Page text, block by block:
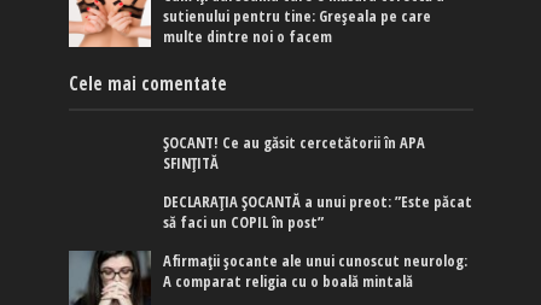
sutienului pentru tine: Greșeala pe care
multe dintre noi o facem
Cele mai comentate
ȘOCANT! Ce au găsit cercetătorii în APA
SFINȚITĂ
DECLARAȚIA ȘOCANTĂ a unui preot: ”Este păcat
să faci un COPIL în post”
Afirmaţii şocante ale unui cunoscut neurolog:
A comparat religia cu o boală mintală